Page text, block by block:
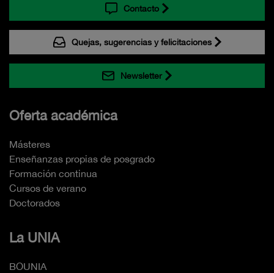
Contacto
Quejas, sugerencias y felicitaciones
Newsletter
Oferta académica
Másteres
Enseñanzas propias de posgrado
Formación continua
Cursos de verano
Doctorados
La UNIA
BOUNIA